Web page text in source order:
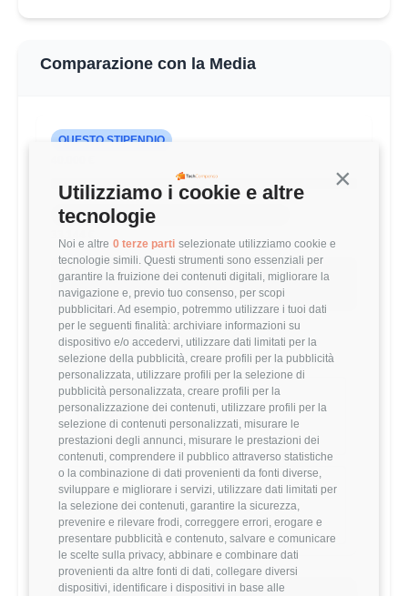
Continua
Utilizziamo i cookie e altre
tecnologie
Noi e altre 0 terze parti selezionate utilizziamo cookie e
tecnologie simili. Questi strumenti sono essenziali per
garantire la fruizione dei contenuti digitali, migliorare la
navigazione e, previo tuo consenso, per scopi
pubblicitari. Ad esempio, potremmo utilizzare i tuoi dati
per le seguenti finalità: archiviare informazioni su
dispositivo e/o accedervi, utilizzare dati limitati per la
selezione della pubblicità, creare profili per la pubblicità
personalizzata, utilizzare profili per la selezione di
pubblicità personalizzata, creare profili per la
personalizzazione dei contenuti, utilizzare profili per la
selezione di contenuti personalizzati, misurare le
prestazioni degli annunci, misurare le prestazioni dei
contenuti, comprendere il pubblico attraverso statistiche
o la combinazione di dati provenienti da fonti diverse,
sviluppare e migliorare i servizi, utilizzare dati limitati per
la selezione dei contenuti, garantire la sicurezza,
prevenire e rilevare frodi, correggere errori, erogare e
presentare pubblicità e contenuto, salvare e comunicare
le scelte sulla privacy, abbinare e combinare dati
provenienti da altre fonti di dati, collegare diversi
dispositivi, identificare i dispositivi in base alle
Comparazione con la Media
QUESTO STIPENDIO
MEDIA IT TECHNICAL ANALYST (1-3 ANNI)
Questo stipendio è al77° percentile
+20.68% rispetto alla media
Statistiche
Campione
168 stipendi
Esperienza
1-3 anni